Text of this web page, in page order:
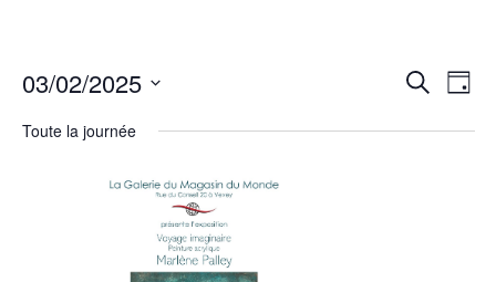
et
Recherche
de
Jour
03/02/2025
une
date.
Toute la journée